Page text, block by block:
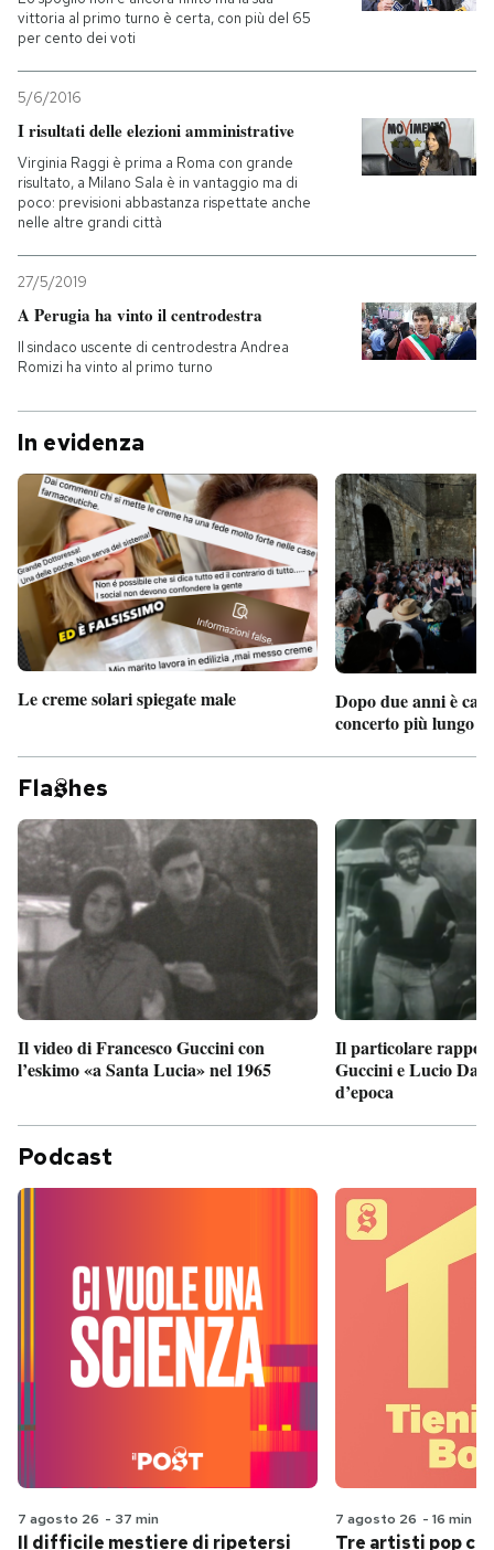
vittoria al primo turno è certa, con più del 65
per cento dei voti
5/6/2016
I risultati delle elezioni amministrative
Virginia Raggi è prima a Roma con grande
risultato, a Milano Sala è in vantaggio ma di
poco: previsioni abbastanza rispettate anche
nelle altre grandi città
27/5/2019
A Perugia ha vinto il centrodestra
Il sindaco uscente di centrodestra Andrea
Romizi ha vinto al primo turno
In evidenza
Le creme solari spiegate male
Dopo due anni è
concerto più lungo
Fla hes
Il video di Francesco Guccini con
l’eskimo «a Santa Lucia» nel 1965
Il particolare
Guccini e Lucio
d’epoca
Podcast
7 agosto 26 - 37 min
Il difficile mestiere di ripetersi
7 agosto 26 - 16 min
Tre artisti pop